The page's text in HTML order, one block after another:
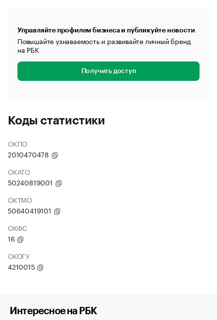
Управляйте профилем бизнеса и публикуйте новости
Повышайте узнаваемость и развивайте личный бренд
на РБК
Получить доступ
Коды статистики
ОКПО
2010470478
ОКАТО
50240819001
ОКТМО
50640419101
ОКФС
16
ОКОГУ
4210015
Интересное на РБК